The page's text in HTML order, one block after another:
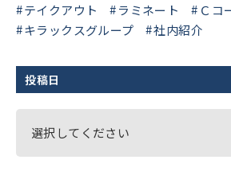
テイクアウト
ラミネート
Ｃコ
キラックスグループ
社内紹介
投稿日
選択してください